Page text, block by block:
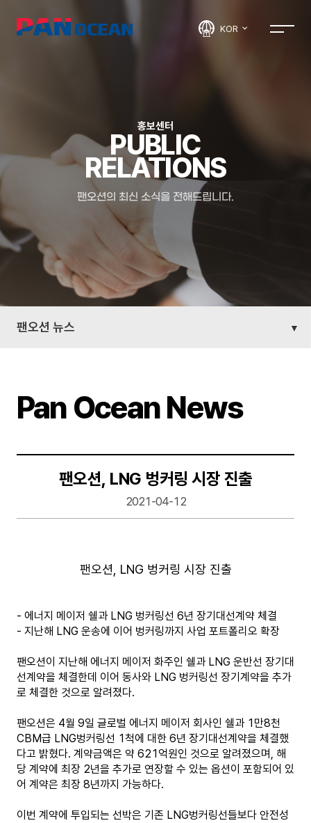
KOR
홍보센터
PUBLIC
RELATIONS
팬오션의 최신 소식을 전해드립니다.
팬오션 뉴스
Pan Ocean News
팬오션, LNG 벙커링 시장 진출
2021-04-12
팬오션, LNG 벙커링 시장 진출
- 에너지 메이저 쉘과 LNG 벙커링선 6년 장기대선계약 체결
- 지난해 LNG 운송에 이어 벙커링까지 사업 포트폴리오 확장
팬오션이 지난해 에너지 메이저 화주인 쉘과 LNG 운반선 장기대
선계약을 체결한데 이어 동사와 LNG 벙커링선 장기계약을 추가
로 체결한 것으로 알려졌다.
팬오션은 4월 9일 글로벌 에너지 메이저 회사인 쉘과 1만8천
CBM급 LNG벙커링선 1척에 대한 6년 장기대선계약을 체결했
다고 밝혔다. 계약금액은 약 621억원인 것으로 알려졌으며, 해
당 계약에 최장 2년을 추가로 연장할 수 있는 옵션이 포함되어 있
어 계약은 최장 8년까지 가능하다.
이번 계약에 투입되는 선박은 기존 LNG벙커링선들보다 안전성